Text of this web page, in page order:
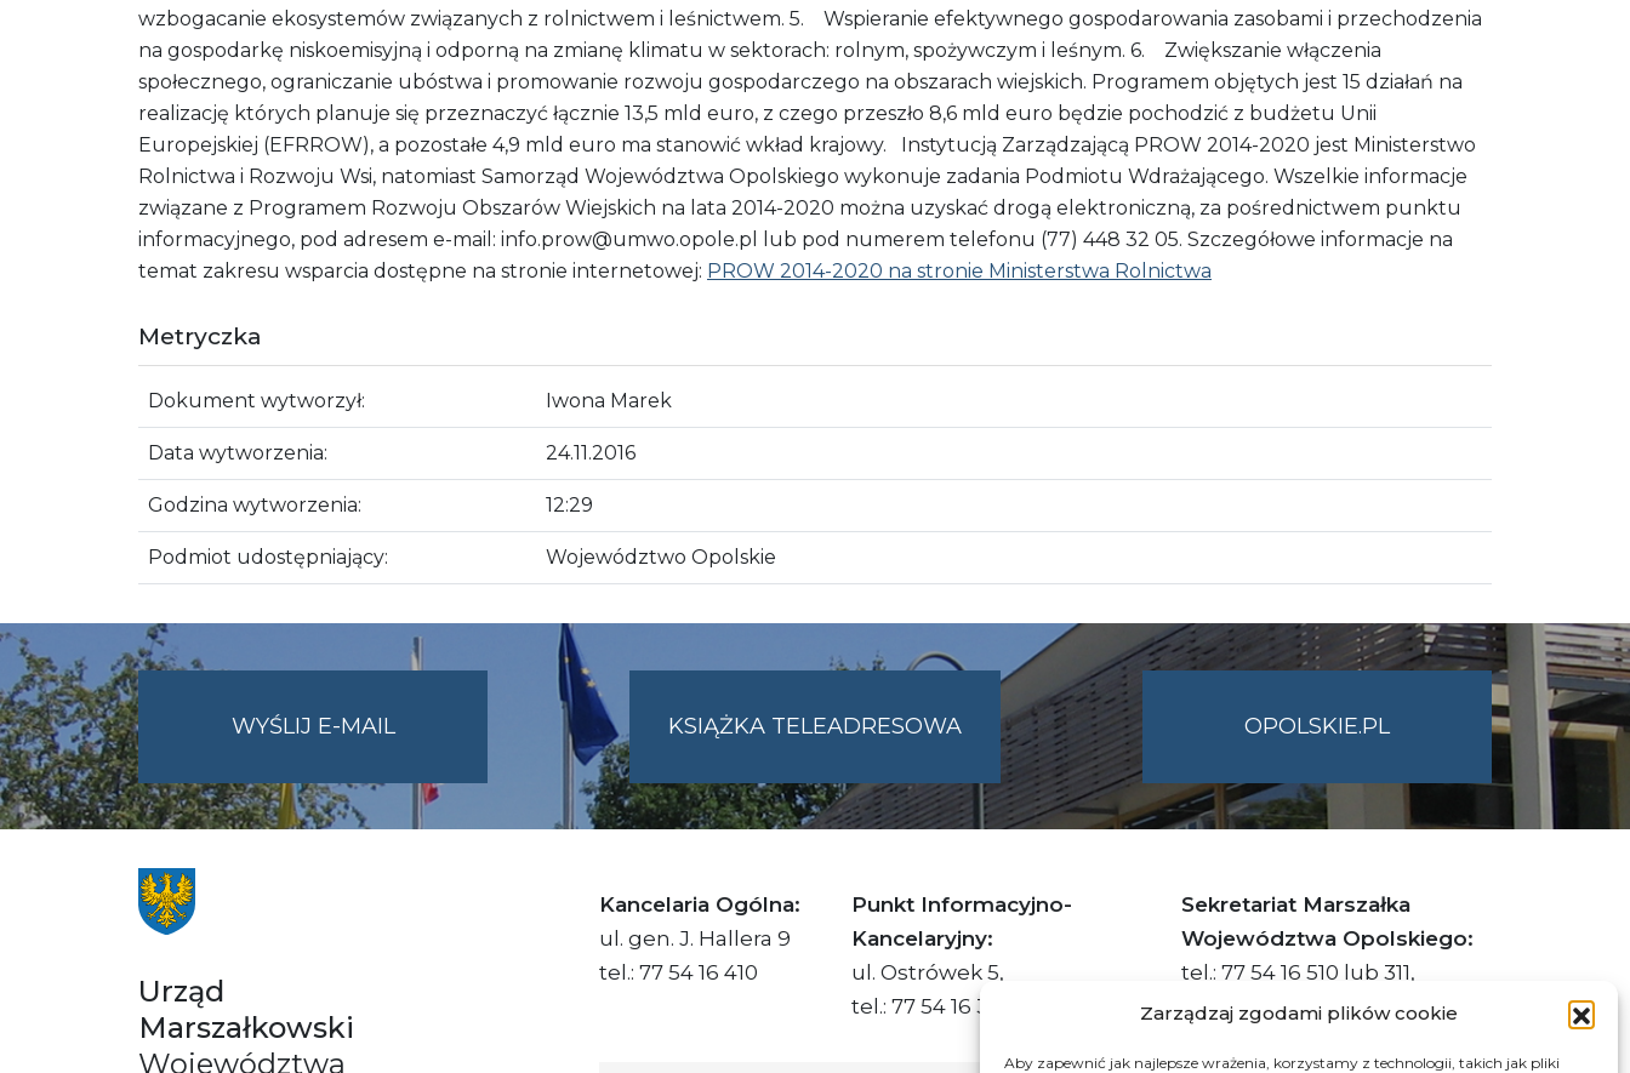
Zarządzaj zgodami plików cookie
Aby zapewnić jak najlepsze wrażenia, korzystamy z technologii, takich jak pliki
wzbogacanie ekosystemów związanych z rolnictwem i leśnictwem. 5. Wspieranie efektywnego gospodarowania zasobami i przechodzenia
na gospodarkę niskoemisyjną i odporną na zmianę klimatu w sektorach: rolnym, spożywczym i leśnym. 6. Zwiększanie włączenia
społecznego, ograniczanie ubóstwa i promowanie rozwoju gospodarczego na obszarach wiejskich. Programem objętych jest 15 działań na
realizację których planuje się przeznaczyć łącznie 13,5 mld euro, z czego przeszło 8,6 mld euro będzie pochodzić z budżetu Unii
Europejskiej (EFRROW), a pozostałe 4,9 mld euro ma stanowić wkład krajowy. Instytucją Zarządzającą PROW 2014-2020 jest Ministerstwo
Rolnictwa i Rozwoju Wsi, natomiast Samorząd Województwa Opolskiego wykonuje zadania Podmiotu Wdrażającego. Wszelkie informacje
związane z Programem Rozwoju Obszarów Wiejskich na lata 2014-2020 można uzyskać drogą elektroniczną, za pośrednictwem punktu
informacyjnego, pod adresem e-mail: info.prow@umwo.opole.pl lub pod numerem telefonu (77) 448 32 05. Szczegółowe informacje na
temat zakresu wsparcia dostępne na stronie internetowej: PROW 2014-2020 na stronie Ministerstwa Rolnictwa
Metryczka
Dokument wytworzył: Iwona Marek
Data wytworzenia: 24.11.2016
Godzina wytworzenia: 12:29
Podmiot udostępniający: Województwo Opolskie
WYŚLIJ E-MAILNA
UMWO@OPOLSKIE.PL
KSIĄŻKA TELEADRESOWA OPOLSKIE.PL
Urząd
Marszałkowski
Województwa
Kancelaria Ogólna:
ul. gen. J. Hallera 9
tel.: 77 54 16 410
Punkt Informacyjno-
Kancelaryjny:
ul. Ostrówek 5,
tel.: 77 54 16 332
Sekretariat Marszałka
Województwa Opolskiego:
tel.: 77 54 16 510 lub 311,
faks: 77 54 16 512